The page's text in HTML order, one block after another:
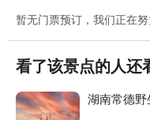
暂无门票预订，我们正在
看了该景点的人还
湖南常德野